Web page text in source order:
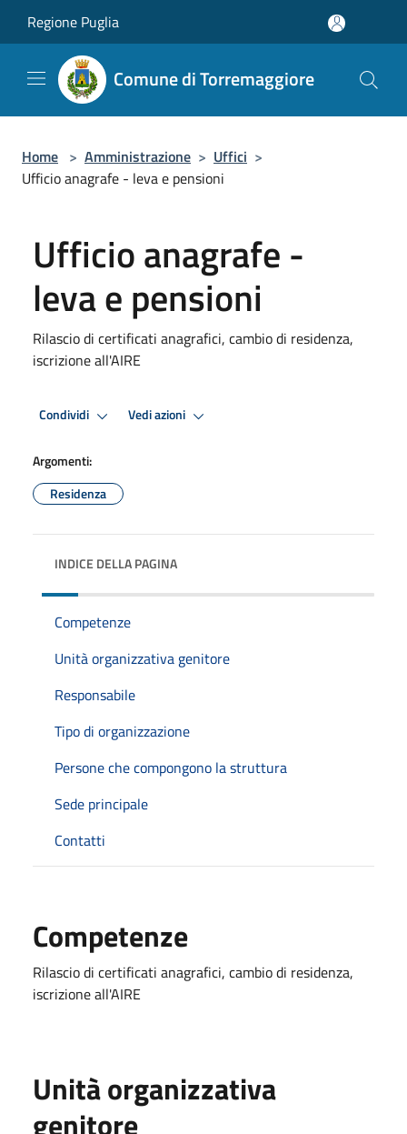
Regione Puglia
Comune di Torremaggiore
Home > Amministrazione > Uffici >
Ufficio anagrafe - leva e pensioni
Ufficio anagrafe -
leva e pensioni
Rilascio di certificati anagrafici, cambio di residenza,
iscrizione all'AIRE
Condividi Premi Invio per attivare. apre menu
Vedi azioni
Argomenti:
Residenza
INDICE DELLA PAGINA
Competenze
Unità organizzativa genitore
Responsabile
Tipo di organizzazione
Persone che compongono la struttura
Sede principale
Contatti
Competenze
Rilascio di certificati anagrafici, cambio di residenza,
iscrizione all'AIRE
Unità organizzativa
genitore